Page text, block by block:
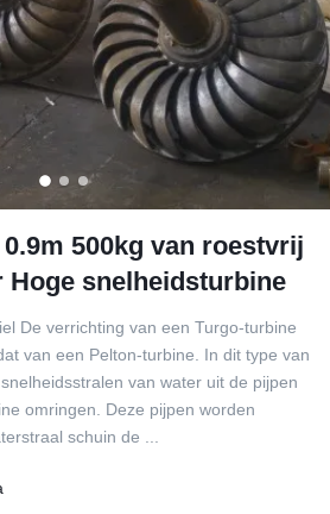
500kg van roestvrij
Hoge snelheidsturbine
De verrichting van een Turgo-turbine
van een Pelton-turbine. In dit type van
van water uit de pijpen
omringen. Deze pijpen worden
schuin de ...